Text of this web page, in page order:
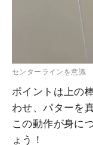
センターラインを意識
ポイントは上の
わせ、パターを
この動作が身に
ょう！